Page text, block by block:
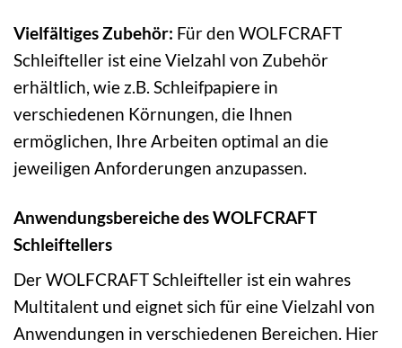
Vielfältiges Zubehör: Für den WOLFCRAFT
Schleifteller ist eine Vielzahl von Zubehör
erhältlich, wie z.B. Schleifpapiere in
verschiedenen Körnungen, die Ihnen
ermöglichen, Ihre Arbeiten optimal an die
jeweiligen Anforderungen anzupassen.
Anwendungsbereiche des WOLFCRAFT
Schleiftellers
Der WOLFCRAFT Schleifteller ist ein wahres
Multitalent und eignet sich für eine Vielzahl von
Anwendungen in verschiedenen Bereichen. Hier